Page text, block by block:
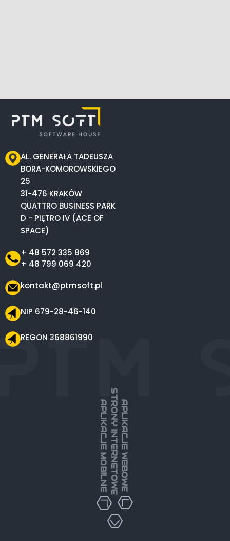
AL. GENERAŁA TADEUSZA
BORA-KOMOROWSKIEGO
25
31-476 KRAKÓW
QUATTRO BUSINESS PARK
D - PIĘTRO IV (ACE OF
SPACE)
+ 48 572 335 869
+ 48 799 069 420
kontakt@ptmsoft.pl
NIP 679-28-46-140
REGON 368861990
APLIKACJE MOBILNESTRONY INTERNETOWEAPLIKACJE WEBOWE